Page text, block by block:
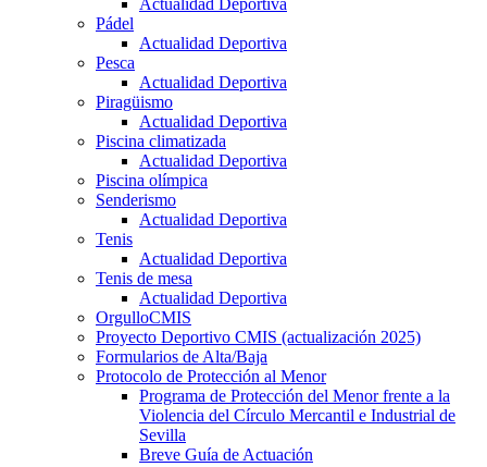
Actualidad Deportiva
Pádel
Actualidad Deportiva
Pesca
Actualidad Deportiva
Piragüismo
Actualidad Deportiva
Piscina climatizada
Actualidad Deportiva
Piscina olímpica
Senderismo
Actualidad Deportiva
Tenis
Actualidad Deportiva
Tenis de mesa
Actualidad Deportiva
OrgulloCMIS
Proyecto Deportivo CMIS (actualización 2025)
Formularios de Alta/Baja
Protocolo de Protección al Menor
Programa de Protección del Menor frente a la
Violencia del Círculo Mercantil e Industrial de
Sevilla
Breve Guía de Actuación